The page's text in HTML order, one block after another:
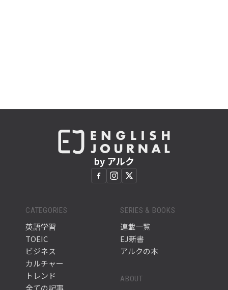
by アルク
CATEGORIES
英語学習
TOEIC
ビジネス
カルチャー
トレンド
SERIES & BOOKS
連載一覧
EJ新書
アルクの本
ABOUT